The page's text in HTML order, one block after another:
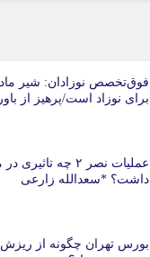
فوق‌تخصص نوزادان: شیر
برای نوزاد است/پرهیز از
عملیات نصر ۲ چه
داشت؟ *سعدالله زارعی
بورس تهران چگونه از